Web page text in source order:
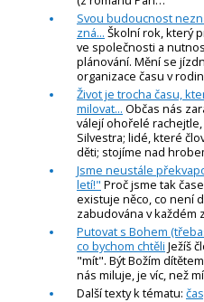
Svou budoucnost
zná... Školní rok, který
ve společnosti a
plánování. Mění se
organizace času v
Život je trocha času,
milovat... Občas nás
válejí ohořelé
Silvestra; lidé, které
děti; stojíme nad
Jsme neustále
letí!" Proč jsme tak
existuje něco, co není
zabudována v každém
Putovat s Bohem
co bychom chtěli Ježíš
"mít". Být Božím
nás miluje, je víc, než
Další texty k tématu: